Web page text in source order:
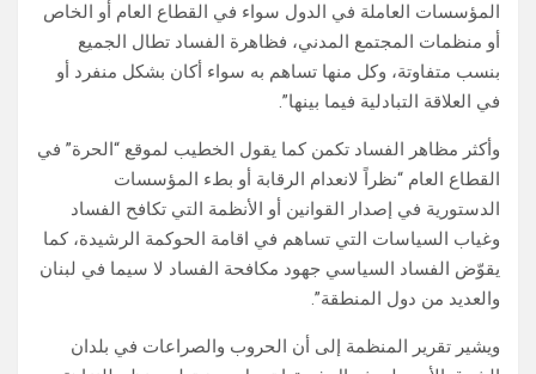
المؤسسات العاملة في الدول سواء في القطاع العام أو الخاص
أو منظمات المجتمع المدني، فظاهرة الفساد تطال الجميع
بنسب متفاوتة، وكل منها تساهم به سواء أكان بشكل منفرد أو
في العلاقة التبادلية فيما بينها”.
وأكثر مظاهر الفساد تكمن كما يقول الخطيب لموقع “الحرة” في
القطاع العام “نظراً لانعدام الرقابة أو بطء المؤسسات
الدستورية في إصدار القوانين أو الأنظمة التي تكافح الفساد
وغياب السياسات التي تساهم في اقامة الحوكمة الرشيدة، كما
يقوّض الفساد السياسي جهود مكافحة الفساد لا سيما في لبنان
والعديد من دول المنطقة”.
ويشير تقرير المنظمة إلى أن الحروب والصراعات في بلدان